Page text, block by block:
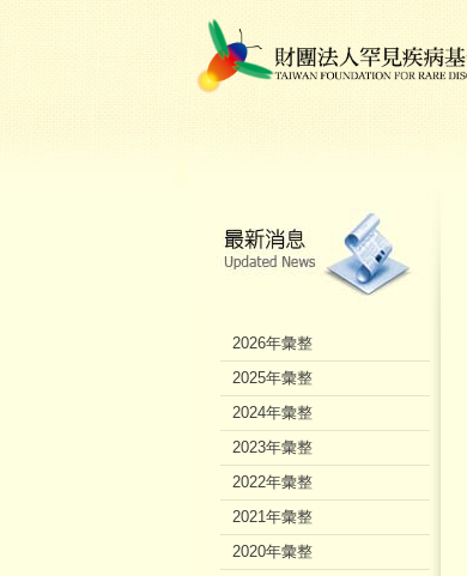
2026年彙整
2025年彙整
2024年彙整
2023年彙整
2022年彙整
2021年彙整
2020年彙整